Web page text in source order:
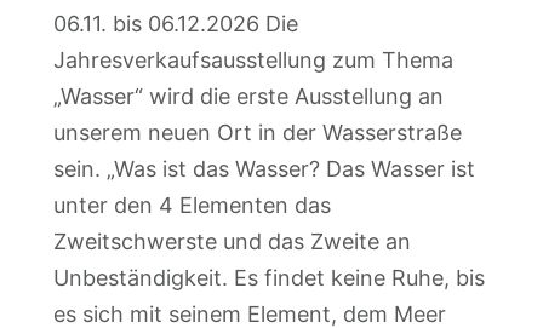
06.11. bis 06.12.2026 Die
Jahresverkaufsausstellung zum Thema
„Wasser“ wird die erste Ausstellung an
unserem neuen Ort in der Wasserstraße
sein. „Was ist das Wasser? Das Wasser ist
unter den 4 Elementen das
Zweitschwerste und das Zweite an
Unbeständigkeit. Es findet keine Ruhe, bis
es sich mit seinem Element, dem Meer